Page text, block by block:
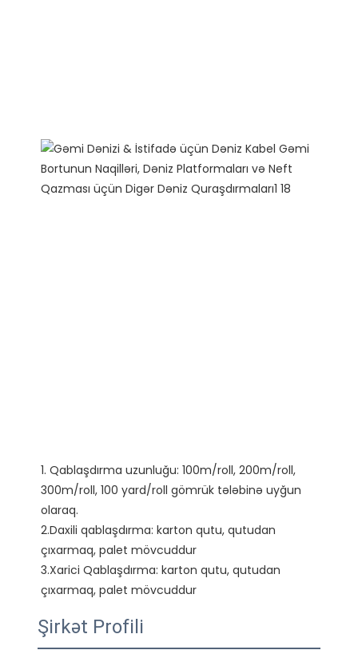
1. Qablaşdırma uzunluğu: 100m/roll, 200m/roll,
300m/roll, 100 yard/roll gömrük tələbinə uyğun
olaraq.
2.Daxili qablaşdırma: karton qutu, qutudan
çıxarmaq, palet mövcuddur
3.Xarici Qablaşdırma: karton qutu, qutudan
Şirkət Profili